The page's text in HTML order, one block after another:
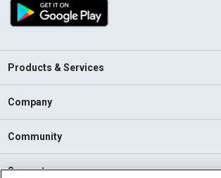
Products & Services
Company
Community
Support